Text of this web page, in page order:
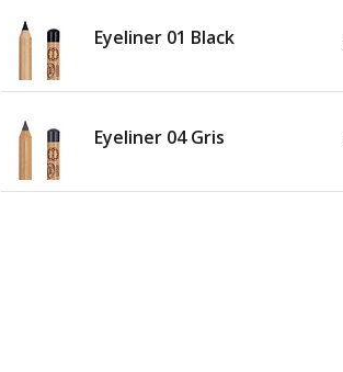
Eyeliner 01 Black
Eyeliner 04 Gris